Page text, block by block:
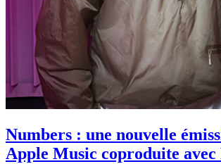
Numbers : une nouvelle
Apple Music coproduite